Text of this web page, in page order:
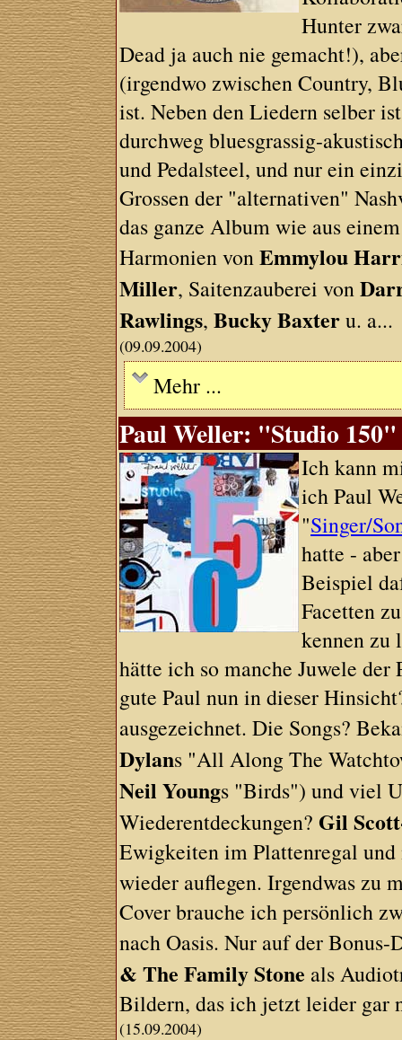
Hunter
Dead ja auch nie gemacht!),
(irgendwo zwischen Country,
ist. Neben den Liedern selber
durchweg bluesgrassig-
und Pedalsteel, und nur ein
Grossen der "alternativen"
das ganze Album wie aus
Harmonien vonEmmylou
Miller, Saitenzauberei von
Rawlings,Bucky Baxteru. a...
(09.09.2004)
Mehr ...
Paul Weller: "Studio 150"
Ich kann
ich Paul
"Singer/
hatte -
Beispiel
Facetten
kennen zu
hätte ich so manche Juwele
gute Paul nun in dieser
ausgezeichnet. Die Songs?
Dylans "All Along The
Neil Youngs "Birds") und viel
Wiederentdeckungen? Gil
Ewigkeiten im Plattenregal
wieder auflegen. Irgendwas zu
Cover brauche ich persönlich
nach Oasis. Nur auf der
& The Family Stone als
Bildern, das ich jetzt leider gar
(15.09.2004)